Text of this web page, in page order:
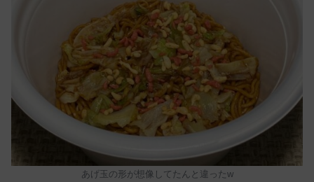
あげ玉の形が想像してたんと違ったw